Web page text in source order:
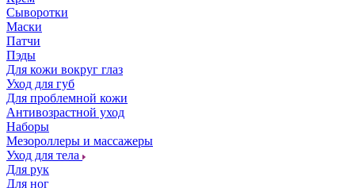
Сыворотки
Маски
Патчи
Пэды
Для кожи вокруг глаз
Уход для губ
Для проблемной кожи
Антивозрастной уход
Наборы
Мезороллеры и массажеры
Уход для тела
Для рук
Для ног